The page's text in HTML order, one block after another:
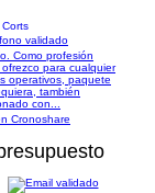
validado
Como profesión
para cualquier
operativos, paquete
también
con...
Cronoshare